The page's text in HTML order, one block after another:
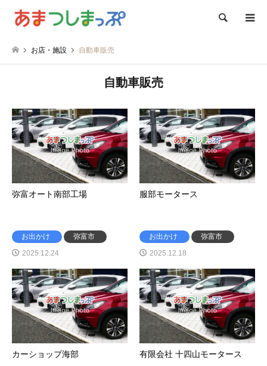
検索
お店・施設 自動車販売
自動車販売
弥富オート南部工場
お出かけ
弥富市
2025.12.24
服部モータース
お出かけ
弥富市
2025.12.18
カーショップ海部 有限会社 十四山モータース